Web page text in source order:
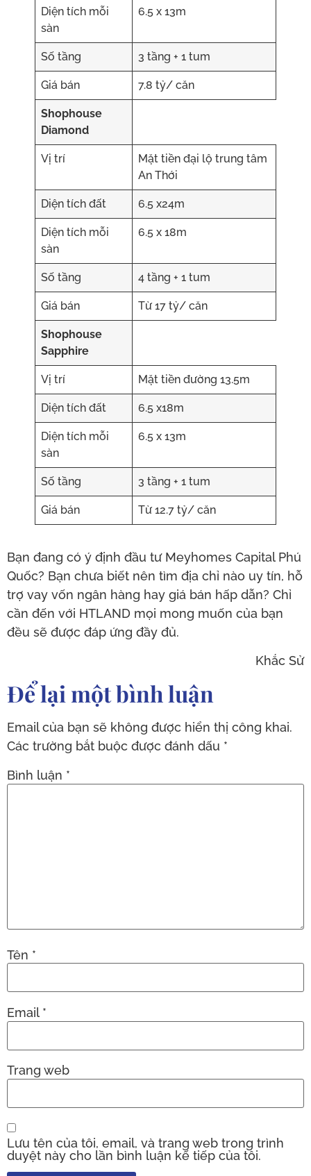
Diện tích mỗi
sàn
6.5 x 13m
Số tầng 3 tầng + 1 tum
Giá bán 7.8 tỷ/ căn
Shophouse
Diamond
Vị trí
Mặt tiền đại lộ trung tâm
An Thới
Diện tích đất 6.5 x24m
Diện tích mỗi
sàn
6.5 x 18m
Số tầng 4 tầng + 1 tum
Giá bán Từ 17 tỷ/ căn
Shophouse
Sapphire
Vị trí Mặt tiền đường 13.5m
Diện tích đất 6.5 x18m
Diện tích mỗi
sàn
6.5 x 13m
Số tầng 3 tầng + 1 tum
Giá bán Từ 12.7 tỷ/ căn
Bạn đang có ý định đầu tư Meyhomes Capital Phú
Quốc? Bạn chưa biết nên tìm địa chỉ nào uy tín, hỗ
trợ vay vốn ngân hàng hay giá bán hấp dẫn? Chỉ
cần đến với HTLAND mọi mong muốn của bạn
đều sẽ được đáp ứng đầy đủ.
Khắc Sử
Để lại một bình luận
Email của bạn sẽ không được hiển thị công khai.
Các trường bắt buộc được đánh dấu *
Bình luận *
Tên *
Email *
Trang web
Lưu tên của tôi, email, và trang web trong trình
duyệt này cho lần bình luận kế tiếp của tôi.